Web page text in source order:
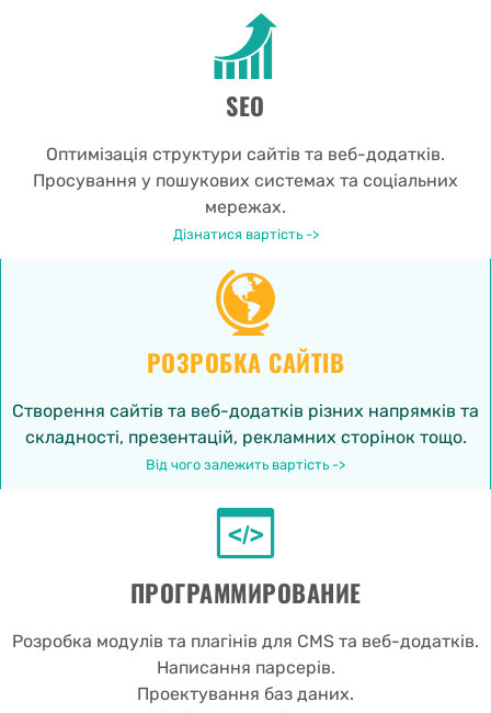
SEO
Оптимізація структури сайтів та веб-додатків.
Просування у пошукових системах та соціальних
мережах.
Дізнатися вартість ->
РОЗРОБКА САЙТІВ
Створення сайтів та веб-додатків різних напрямків та
складності, презентацій, рекламних сторінок тощо.
Від чого залежить вартість ->
ПРОГРАММИРОВАНИЕ
Розробка модулів та плагінів для CMS та веб-додатків.
Написання парсерів.
Проектування баз даних.